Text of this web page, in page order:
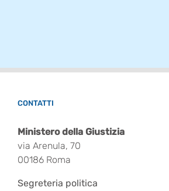
CONTATTI
Ministero della Giustizia
via Arenula, 70
00186 Roma
Segreteria politica